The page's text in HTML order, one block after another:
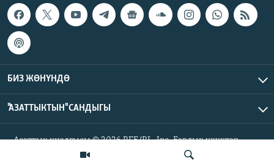
БИЗ ЖӨНҮНДӨ
"АЗАТТЫКТЫН" САНДЫГЫ
Азаттык үналгысы © 2026 RFE/RL, Inc. Бардык укуктар